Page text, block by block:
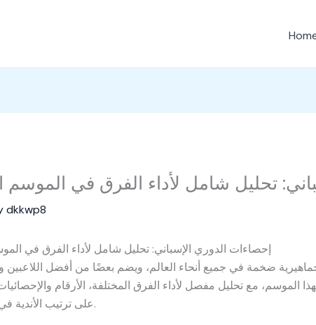
تحليل شامل لأداء الفرق في الموسم
dkkwp8
إحصاءات الدوري الإسباني: تحليل شامل لأداء الفرق في
ضخمة في جميع أنحاء العالم، ويضم بعضًا من أفضل اللاعبين
الموسم، مع تحليل مفصل لأداء الفرق المختلفة، الأرقام
على ترتيب الأندية في المسابقة.